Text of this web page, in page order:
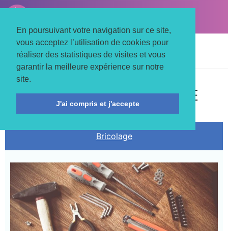
En poursuivant votre navigation sur ce site,
vous acceptez l’utilisation de cookies pour
réaliser des statistiques de visites et vous
garantir la meilleure expérience sur notre
site.
J'ai compris et j'accepte
LE TROIS MATS
Accueil Actualités
Bricolage
Le rendez-vous des bricoleurs
ECHANGE DE SAVOIR-FAIRE
Bricolage